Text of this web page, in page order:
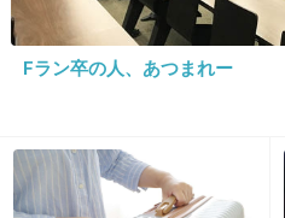
サエコさんはずいぶん
しかしサエコさんまた
Fラン卒の人、あつまれー